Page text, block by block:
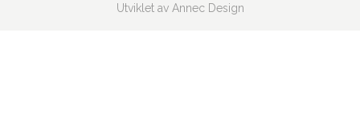
Utviklet av Annec Design